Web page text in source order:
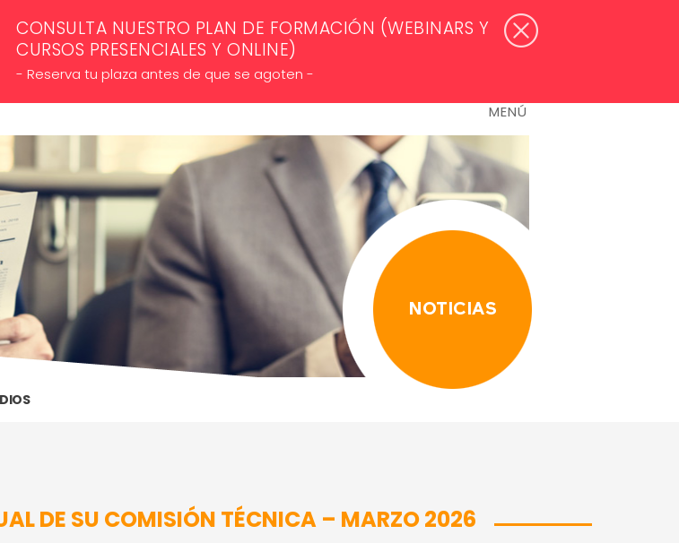
CONSULTA NUESTRO PLAN DE FORMACIÓN (WEBINARS Y
CURSOS PRESENCIALES Y ONLINE)
- Reserva tu plaza antes de que se agoten -
MENÚ
NOTICIAS
DE SU COMISIÓN TÉCNICA – MARZO 2026